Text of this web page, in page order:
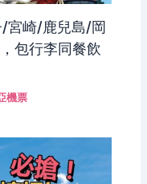
宮崎/鹿兒島/岡
包行李同餐飲
機票